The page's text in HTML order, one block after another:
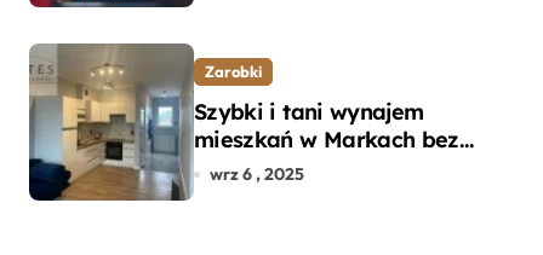
Zarobki
Szybki i tani wynajem
mieszkań w Markach bez
pośredników
wrz 6 , 2025